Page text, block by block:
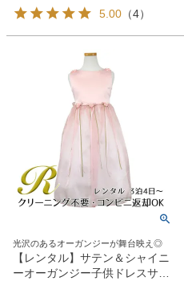
5.00 （4）
光沢のあるオーガンジーが舞台映え◎
【レンタル】サテン＆シャイニ
ーオーガンジー子供ドレスサニ